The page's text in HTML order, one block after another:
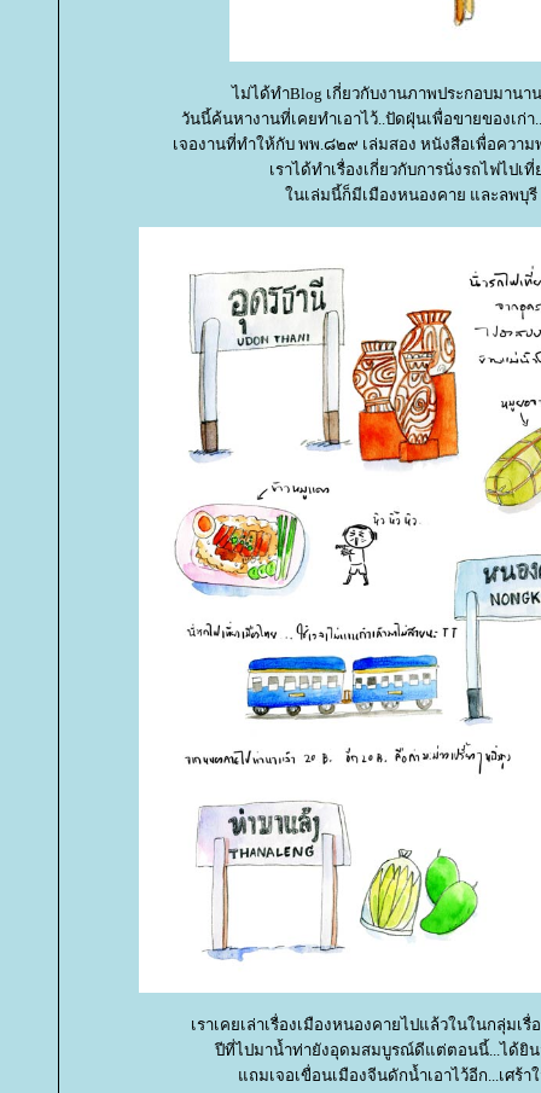
ไม่ได้ทำBlog เกี่ยวกับงานภาพประกอบมานา
วันนี้ค้นหางานที่เคยทำเอาไว้..ปัดฝุ่นเพื่อขายของเก่า
เจองานที่ทำให้กับ พพ.๘๒๙ เล่มสอง หนังสือเพื่อความ
เราได้ทำเรื่องเกี่ยวกับการ​นั่งรถไฟไปเที่
นเล่มนี้ก็มีเมืองหนองคาย และลพบุรี
เราเคยเล่าเรื่องเมืองหนองคายไปแล้วในในกลุ่มเรื่
ปีที่ไปมาน้ำท่ายังอุดมสมบูรณ์ดีแต่ตอนนี้...ได้ยิน
ถมเจอเขื่อนเมืองจีนดักน้ำเอาไว้อีก...เศร้า